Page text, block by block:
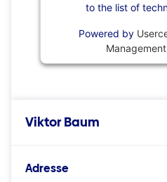
to the list of
Powered by
Viktor Baum
Adresse